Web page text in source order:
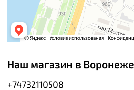
Наш магазин в Воронеже
+74732110508